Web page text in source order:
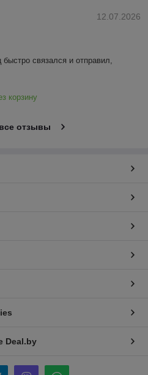
12.07.2026
связался и отправил,
корзину
отзывы
Deal.by